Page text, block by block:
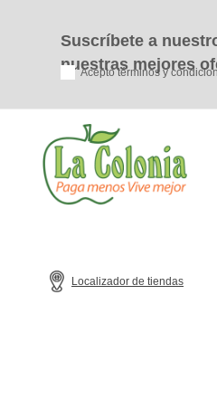
Suscríbete a
nuestras mejores
Acepto términos y
Localizador de tiendas